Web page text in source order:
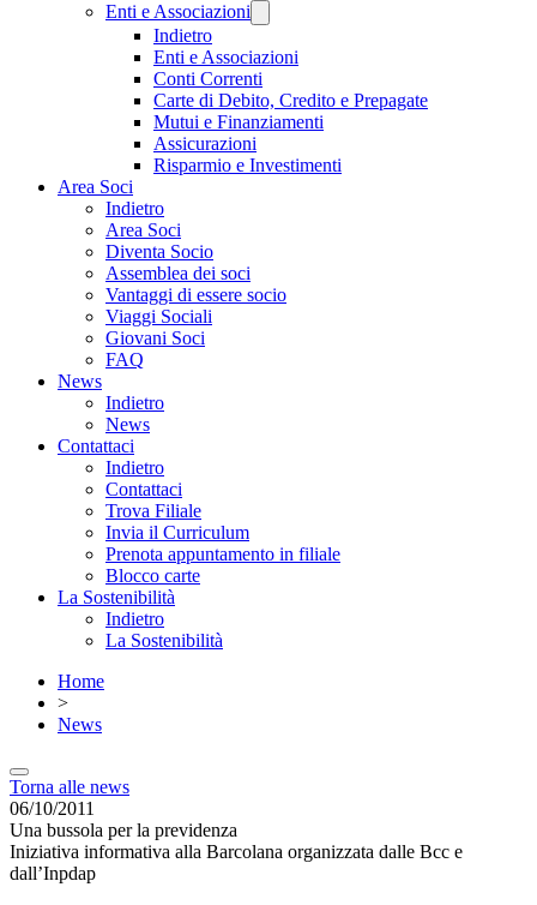
Enti e Associazioni
Indietro
Enti e Associazioni
Conti Correnti
Carte di Debito, Credito e Prepagate
Mutui e Finanziamenti
Assicurazioni
Risparmio e Investimenti
Area Soci
Indietro
Area Soci
Diventa Socio
Assemblea dei soci
Vantaggi di essere socio
Viaggi Sociali
Giovani Soci
FAQ
News
Indietro
News
Contattaci
Indietro
Contattaci
Trova Filiale
Invia il Curriculum
Prenota appuntamento in filiale
Blocco carte
La Sostenibilità
Indietro
La Sostenibilità
Home
>
News
Torna alle news
06/10/2011
Una bussola per la previdenza
Iniziativa informativa alla Barcolana organizzata dalle Bcc e
dall’Inpdap